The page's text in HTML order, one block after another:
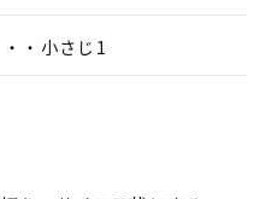
・小さじ1